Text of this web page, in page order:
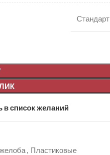
Стандарт
в список желаний
, Пластиковые